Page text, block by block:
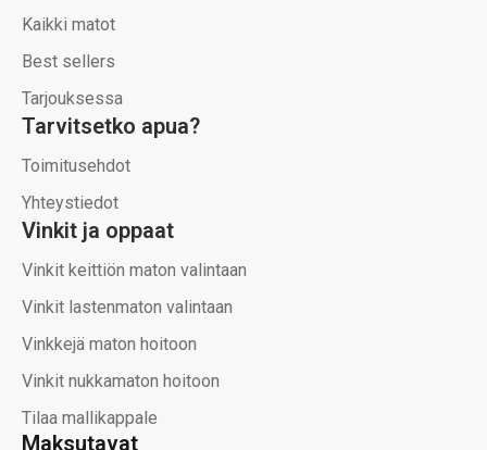
Maksutavat
Kaikki matot
Best sellers
Tarjouksessa
Tarvitsetko apua?
Toimitusehdot
Yhteystiedot
Vinkit ja oppaat
Vinkit keittiön maton valintaan
Vinkit lastenmaton valintaan
Vinkkejä maton hoitoon
Vinkit nukkamaton hoitoon
Tilaa mallikappale